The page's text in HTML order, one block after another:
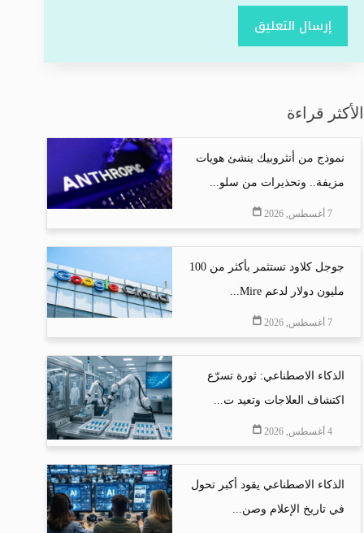
إرسال التعليق
الأكثر قراءة
نموذج من أنثروبيك ينشئ هويات
مزيفة.. وتحذيرات من سلو...
7 أغسطس, 2026
جوجل كلاود تستثمر بأكثر من 100
مليون دولار لدعم Mire...
7 أغسطس, 2026
الذكاء الاصطناعي: ثورة تسرّع
اكتشاف العلاجات وتعيد ت...
4 أغسطس, 2026
الذكاء الاصطناعي يقود أكبر تحول
في تاريخ الإعلام وصن...